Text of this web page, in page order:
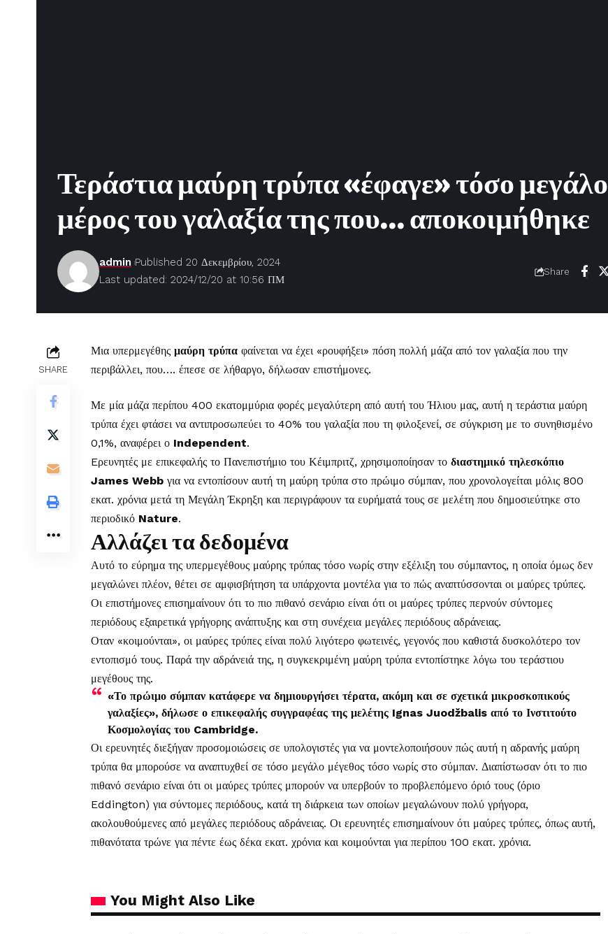
Τεράστια μαύρη τρύπα «έφαγε» τόσο μεγάλο
μέρος του γαλαξία της που… αποκοιμήθηκε
Last updated: 2024/12/20 at 10:56 ΠΜ
admin Published 20 Δεκεμβρίου, 2024
Share
SHARE
Μια υπερμεγέθης μαύρη τρύπα φαίνεται να έχει «ρουφήξει» πόση πολλή μάζα από τον γαλαξία που την
περιβάλλει, που…. έπεσε σε λήθαργο, δήλωσαν επιστήμονες.
Με μία μάζα περίπου 400 εκατομμύρια φορές μεγαλύτερη από αυτή του Ήλιου μας, αυτή η τεράστια μαύρη
τρύπα έχει φτάσει να αντιπροσωπεύει το 40% του γαλαξία που τη φιλοξενεί, σε σύγκριση με το συνηθισμένο
0,1%, αναφέρει ο Independent.
Eρευνητές με επικεφαλής το Πανεπιστήμιο του Κέιμπριτζ, χρησιμοποίησαν το διαστημικό τηλεσκόπιο
James Webb για να εντοπίσουν αυτή τη μαύρη τρύπα στο πρώιμο σύμπαν, που χρονολογείται μόλις 800
εκατ. χρόνια μετά τη Μεγάλη Έκρηξη και περιγράφουν τα ευρήματά τους σε μελέτη που δημοσιεύτηκε στο
περιοδικό Nature.
Αλλάζει τα δεδομένα
Αυτό το εύρημα της υπερμεγέθους μαύρης τρύπας τόσο νωρίς στην εξέλιξη του σύμπαντος, η οποία όμως δεν
μεγαλώνει πλέον, θέτει σε αμφισβήτηση τα υπάρχοντα μοντέλα για το πώς αναπτύσσονται οι μαύρες τρύπες.
Οι επιστήμονες επισημαίνουν ότι το πιο πιθανό σενάριο είναι ότι οι μαύρες τρύπες περνούν σύντομες
περιόδους εξαιρετικά γρήγορης ανάπτυξης και στη συνέχεια μεγάλες περιόδους αδράνειας.
Οταν «κοιμούνται», οι μαύρες τρύπες είναι πολύ λιγότερο φωτεινές, γεγονός που καθιστά δυσκολότερο τον
εντοπισμό τους. Παρά την αδράνειά της, η συγκεκριμένη μαύρη τρύπα εντοπίστηκε λόγω του τεράστιου
μεγέθους της.
«Το πρώιμο σύμπαν κατάφερε να δημιουργήσει τέρατα, ακόμη και σε σχετικά μικροσκοπικούς
γαλαξίες», δήλωσε ο επικεφαλής συγγραφέας της μελέτης Ignas Juodžbalis από το Ινστιτούτο
Κοσμολογίας του Cambridge.
Οι ερευνητές διεξήγαν προσομοιώσεις σε υπολογιστές για να μοντελοποιήσουν πώς αυτή η αδρανής μαύρη
τρύπα θα μπορούσε να αναπτυχθεί σε τόσο μεγάλο μέγεθος τόσο νωρίς στο σύμπαν. Διαπίστωσαν ότι το πιο
πιθανό σενάριο είναι ότι οι μαύρες τρύπες μπορούν να υπερβούν το προβλεπόμενο όριό τους (όριο
Eddington) για σύντομες περιόδους, κατά τη διάρκεια των οποίων μεγαλώνουν πολύ γρήγορα,
ακολουθούμενες από μεγάλες περιόδους αδράνειας. Οι ερευνητές επισημαίνουν ότι μαύρες τρύπες, όπως αυτή,
πιθανότατα τρώνε για πέντε έως δέκα εκατ. χρόνια και κοιμούνται για περίπου 100 εκατ. χρόνια.
You Might Also Like